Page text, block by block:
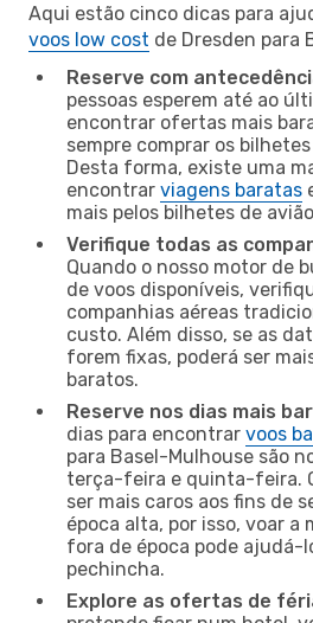
Aqui estão cinco dicas para
voos low cost de Dresden para
Reserve com
pessoas esperem até ao
encontrar ofertas mais
sempre comprar os
Desta forma, existe uma
encontrar viagens baratas
mais pelos bilhetes de
Verifique todas as
Quando o nosso motor de
de voos disponíveis,
companhias aéreas
custo. Além disso, se as
forem fixas, poderá ser
baratos.
Reserve nos dias mais
dias para encontrar voos
para Basel-Mulhouse são
terça-feira e quinta-feira.
ser mais caros aos fins de
época alta, por isso, voar a
fora de época pode ajudá-
pechincha.
Explore as ofertas de